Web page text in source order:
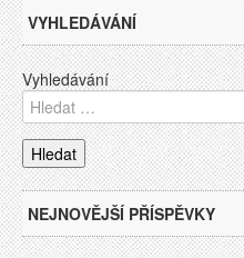
VYHLEDÁVÁNÍ
Vyhledávání
NEJNOVĚJŠÍ PŘÍSPĚVKY